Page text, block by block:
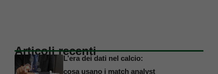
Articoli recenti
L’era dei dati nel calcio: